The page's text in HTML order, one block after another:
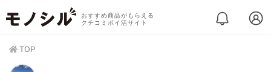
おすすめ商品がもらえる
クチコミポイ活サイト
TOP